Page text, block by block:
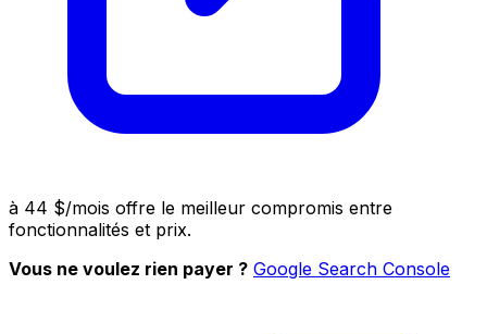
à 44 $/mois offre le meilleur compromis entre
fonctionnalités et prix.
Vous ne voulez rien payer ? Google Search Console